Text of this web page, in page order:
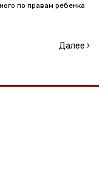
по правам ребенка
Далее